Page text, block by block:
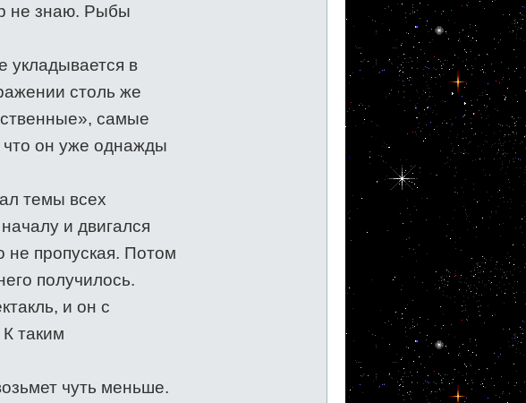
не знаю. Рыбы
укладывается в
столь же
самые
что он уже однажды
темы всех
и двигался
не пропуская. Потом
получилось.
и он с
таким
чуть меньше.